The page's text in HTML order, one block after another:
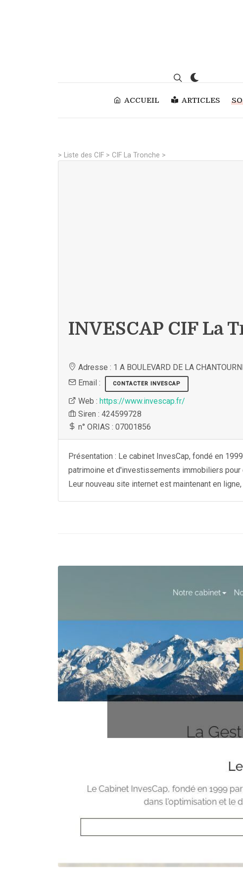
ACCUEIL ARTICLES
> Liste des CIF > CIF La Tronche >
INVESCAP CIF La
Adresse : 1 A BOULEVARD DE LA
Email :
CONTACTER INVESCAP
Web : https://www.invescap.fr/
Siren : 424599728
n° ORIAS : 07001856
Présentation : Le cabinet InvesCap, fondé en
patrimoine et d'investissements immobiliers
Leur nouveau site internet est maintenant en